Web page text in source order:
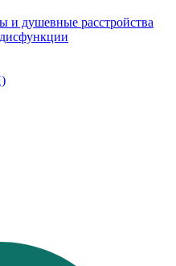
и душевные расстройства